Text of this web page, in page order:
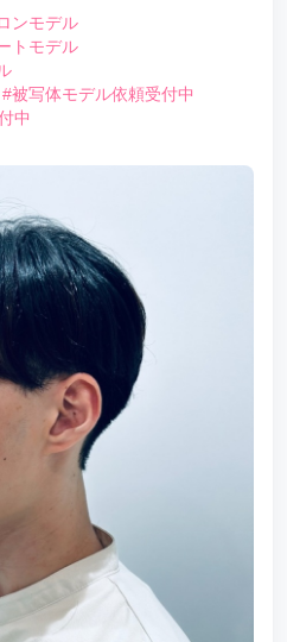
ンモデル
トモデル
#被写体モデル依頼受付中
中